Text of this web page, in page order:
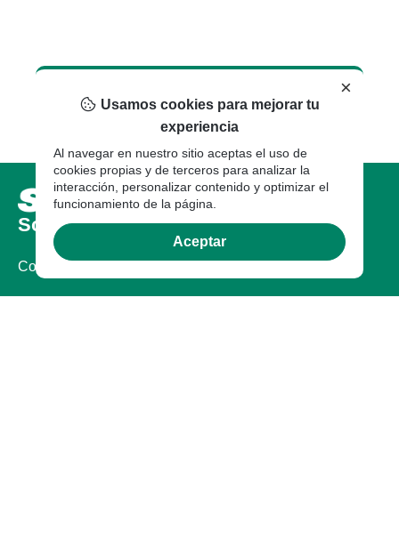
Sobre nosotros
Compañia
×
Usamos cookies para mejorar tu
experiencia
Al navegar en nuestro sitio aceptas el uso de
cookies propias y de terceros para analizar la
interacción, personalizar contenido y optimizar el
funcionamiento de la página.
Aceptar